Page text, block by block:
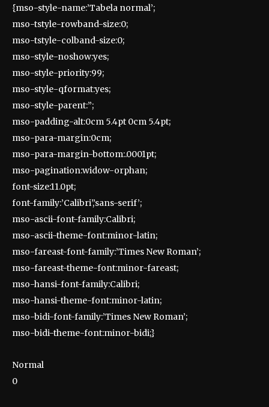
{mso-style-name:’Tabela normal’;
mso-tstyle-rowband-size:0;
mso-tstyle-colband-size:0;
mso-style-noshow:yes;
mso-style-priority:99;
mso-style-qformat:yes;
mso-style-parent:”;
mso-padding-alt:0cm 5.4pt 0cm 5.4pt;
mso-para-margin:0cm;
mso-para-margin-bottom:.0001pt;
mso-pagination:widow-orphan;
font-size:11.0pt;
font-family:’Calibri’,’sans-serif’;
mso-ascii-font-family:Calibri;
mso-ascii-theme-font:minor-latin;
mso-fareast-font-family:’Times New Roman’;
mso-fareast-theme-font:minor-fareast;
mso-hansi-font-family:Calibri;
mso-hansi-theme-font:minor-latin;
mso-bidi-font-family:’Times New Roman’;
mso-bidi-theme-font:minor-bidi;}
Normal
0